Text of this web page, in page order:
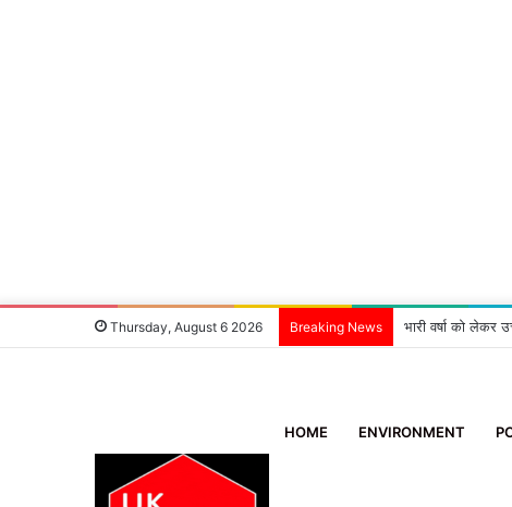
Thursday, August 6 2026 Breaking News भारी वर्षा को लेकर
HOME ENVIRONMENT